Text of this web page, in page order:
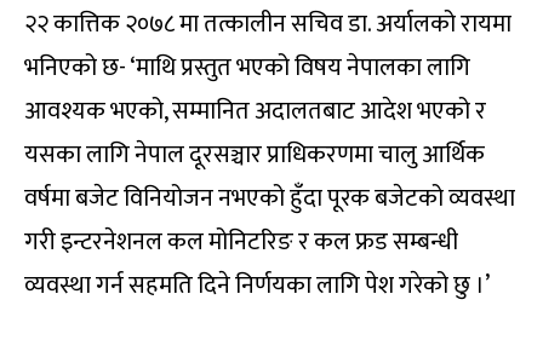
२२ कात्तिक २०७८ मा तत्कालीन सचिव डा. अर्यालको रायमा
भनिएको छ- ‘माथि प्रस्तुत भएको विषय नेपालका लागि
आवश्यक भएको, सम्मानित अदालतबाट आदेश भएको र
यसका लागि नेपाल दूरसञ्चार प्राधिकरणमा चालु आर्थिक
वर्षमा बजेट विनियोजन नभएको हुँदा पूरक बजेटको व्यवस्था
गरी इन्टरनेशनल कल मोनिटरिङ र कल फ्रड सम्बन्धी
व्यवस्था गर्न सहमति दिने निर्णयका लागि पेश गरेको छु ।’